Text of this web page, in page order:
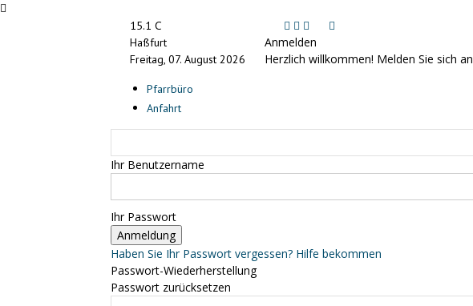
15.1 C
Haßfurt
Freitag, 07. August 2026
Pfarrbüro
Anfahrt
Anmelden
Herzlich willkommen! Melden Sie sich an
Ihr Benutzername
Ihr Passwort
Haben Sie Ihr Passwort vergessen? Hilfe bekommen
Passwort-Wiederherstellung
Passwort zurücksetzen